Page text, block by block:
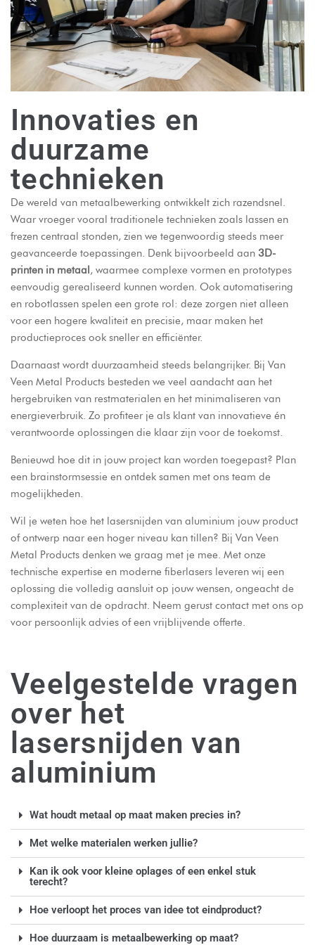
Innovaties en
duurzame
technieken
De wereld van metaalbewerking ontwikkelt zich razendsnel.
Waar vroeger vooral traditionele technieken zoals lassen en
frezen centraal stonden, zien we tegenwoordig steeds meer
geavanceerde toepassingen. Denk bijvoorbeeld aan 3D-
printen in metaal, waarmee complexe vormen en prototypes
eenvoudig gerealiseerd kunnen worden. Ook automatisering
en robotlassen spelen een grote rol: deze zorgen niet alleen
voor een hogere kwaliteit en precisie, maar maken het
productieproces ook sneller en efficiënter.
Daarnaast wordt duurzaamheid steeds belangrijker. Bij Van
Veen Metal Products besteden we veel aandacht aan het
hergebruiken van restmaterialen en het minimaliseren van
energieverbruik. Zo profiteer je als klant van innovatieve én
verantwoorde oplossingen die klaar zijn voor de toekomst.
Benieuwd hoe dit in jouw project kan worden toegepast? Plan
een brainstormsessie en ontdek samen met ons team de
mogelijkheden.
Wil je weten hoe het lasersnijden van aluminium jouw product
of ontwerp naar een hoger niveau kan tillen? Bij Van Veen
Metal Products denken we graag met je mee. Met onze
technische expertise en moderne fiberlasers leveren wij een
oplossing die volledig aansluit op jouw wensen, ongeacht de
complexiteit van de opdracht. Neem gerust contact met ons op
voor persoonlijk advies of een vrijblijvende offerte.
Veelgestelde vragen
over het
lasersnijden van
aluminium
Wat houdt metaal op maat maken precies in?
Met welke materialen werken jullie?
Kan ik ook voor kleine oplages of een enkel stuk
terecht?
Hoe verloopt het proces van idee tot eindproduct?
Hoe duurzaam is metaalbewerking op maat?